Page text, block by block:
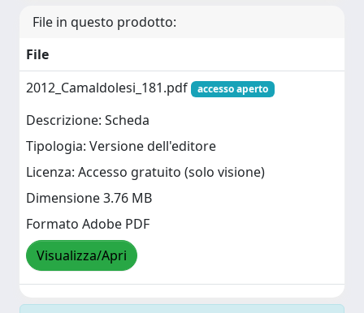
File in questo prodotto:
File
2012_Camaldolesi_181.pdf
accesso aperto
Descrizione: Scheda
Tipologia: Versione dell'editore
Licenza: Accesso gratuito (solo visione)
Dimensione 3.76 MB
Formato Adobe PDF
Visualizza/Apri